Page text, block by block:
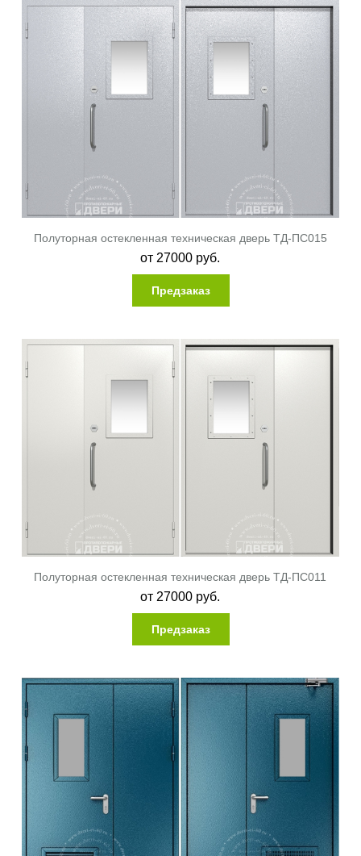
Полуторная остекленная техническая дверь ТД-ПС015
от 27000 руб.
Предзаказ
Полуторная остекленная техническая дверь ТД-ПС011
от 27000 руб.
Предзаказ